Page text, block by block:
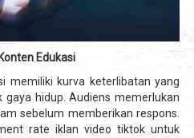
Edukasi
memiliki kurva keterlibatan yang
gaya hidup. Audiens memerlukan
sebelum memberikan respons.
rate iklan video tiktok untuk